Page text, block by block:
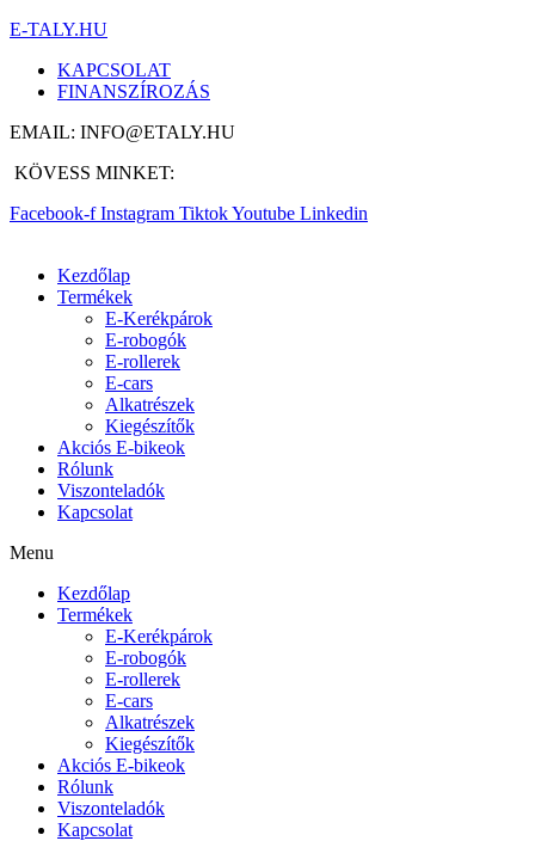
E-TALY.HU
KAPCSOLAT
FINANSZÍROZÁS
EMAIL: INFO@ETALY.HU
KÖVESS MINKET:
Facebook-f Instagram TiktokYoutube Linkedin
Kezdőlap
Termékek
E-Kerékpárok
E-robogók
E-rollerek
E-cars
Alkatrészek
Kiegészítők
Akciós E-bikeok
Rólunk
Viszonteladók
Kapcsolat
Menu
Kezdőlap
Termékek
E-Kerékpárok
E-robogók
E-rollerek
E-cars
Alkatrészek
Kiegészítők
Akciós E-bikeok
Rólunk
Viszonteladók
Kapcsolat